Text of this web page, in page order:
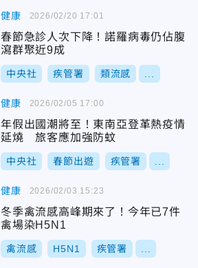
健康
春節急診人次下降！諾羅病毒仍佔腹
瀉群聚近9成
中央社 疾管署 類流感
2026/02/20 17:01
健康
年假出國潮將至！東南亞登革熱疫情
延燒 旅客應加強防蚊
中央社 春節出遊 疾管署
2026/02/05 17:00
健康
冬季禽流感高峰期來了！今年已7件
禽場染H5N1
禽流感 H5N1 疾管署
2026/02/03 15:23